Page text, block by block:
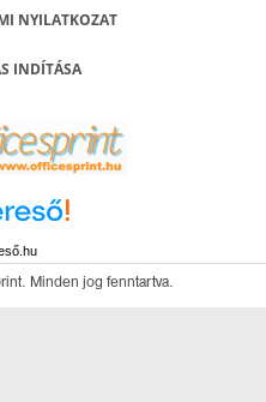
NYILATKOZAT
INDÍTÁSA
Minden jog fenntartva.